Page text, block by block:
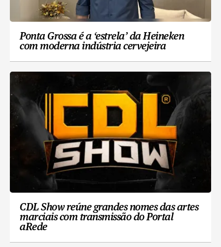
Ponta Grossa é a ‘estrela’ da Heineken
com moderna indústria cervejeira
CDL Show reúne grandes nomes das artes
marciais com transmissão do Portal
aRede